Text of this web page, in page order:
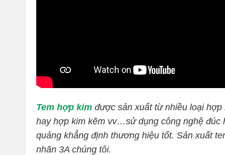
Tem hợp kim được sản xuất từ nhiều loại
hay hợp kim kẽm vv…sử dụng công nghệ đúc
quảng khẳng định thương hiệu tốt. Sản xuất
nhãn 3A chúng tôi.